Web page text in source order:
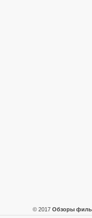
© 2017 Обзоры